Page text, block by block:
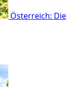
Österreich: Die